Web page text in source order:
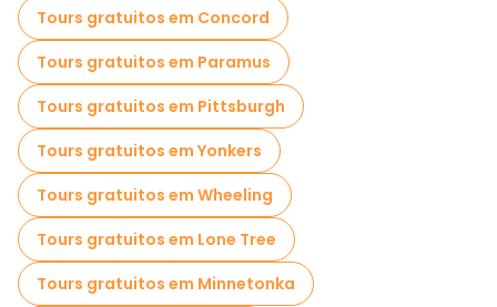
Tours gratuitos em Concord
Tours gratuitos em Paramus
Tours gratuitos em Pittsburgh
Tours gratuitos em Yonkers
Tours gratuitos em Wheeling
Tours gratuitos em Lone Tree
Tours gratuitos em Minnetonka